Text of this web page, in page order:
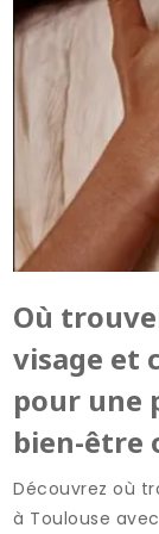
Où
visage et
pour une
bien-être
Découvrez où
à Toulouse